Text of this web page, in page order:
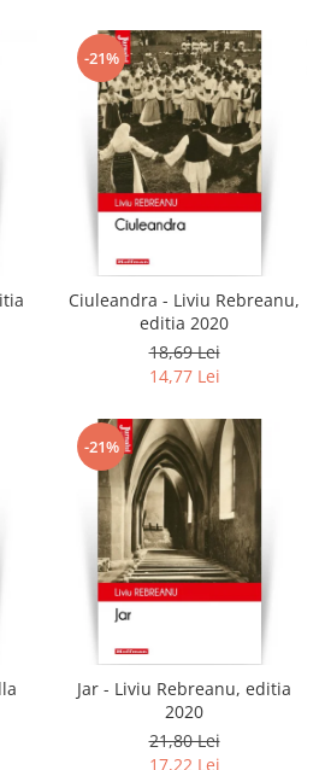
-21%
Ciuleandra - Liviu Rebreanu,
editia 2020
18,69 Lei
14,77 Lei
-21%
Jar - Liviu Rebreanu, editia
2020
21,80 Lei
17,22 Lei